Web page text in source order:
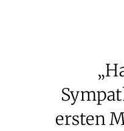
ersten